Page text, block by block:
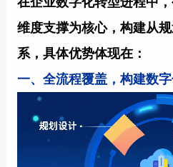
维度支撑为核心，构建从
系，具体优势体现在：
一、全流程覆盖，构建数